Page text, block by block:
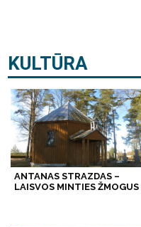
KULTŪRA
ANTANAS STRAZDAS –
LAISVOS MINTIES ŽMOGUS